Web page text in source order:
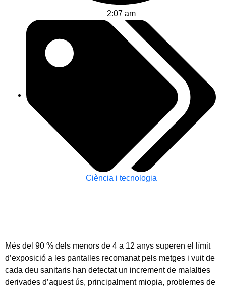
2:07 am
Ciència i tecnologia
Més del 90 % dels menors de 4 a 12 anys superen el límit
d’exposició a les pantalles recomanat pels metges i vuit de
cada deu sanitaris han detectat un increment de malalties
derivades d’aquest ús, principalment miopia, problemes de